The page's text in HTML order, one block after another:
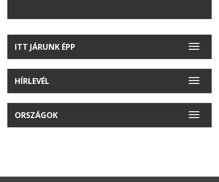
Toggle
ITT JÁRUNK ÉPP
Toggle
HÍRLEVÉL
Toggle
ORSZÁGOK